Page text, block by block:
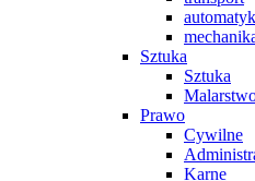
Sztuka
Sztuka
Prawo
Cywilne
Karne